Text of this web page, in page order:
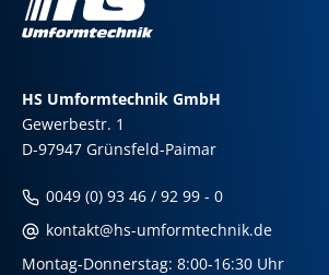
HS Umformtechnik GmbH
Gewerbestr. 1
D-97947 Grünsfeld-Paimar
0049 (0) 93 46 / 92 99 - 0
kontakt@hs-umformtechnik.de
Montag-Donnerstag: 8:00-16:30 Uhr